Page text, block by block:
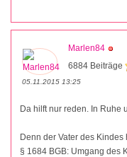
Marlen84
6884 Beiträge
05.11.2015 13:25
Da hilft nur reden. In Ruhe
Denn der Vater des
§ 1684 BGB: Umgang des